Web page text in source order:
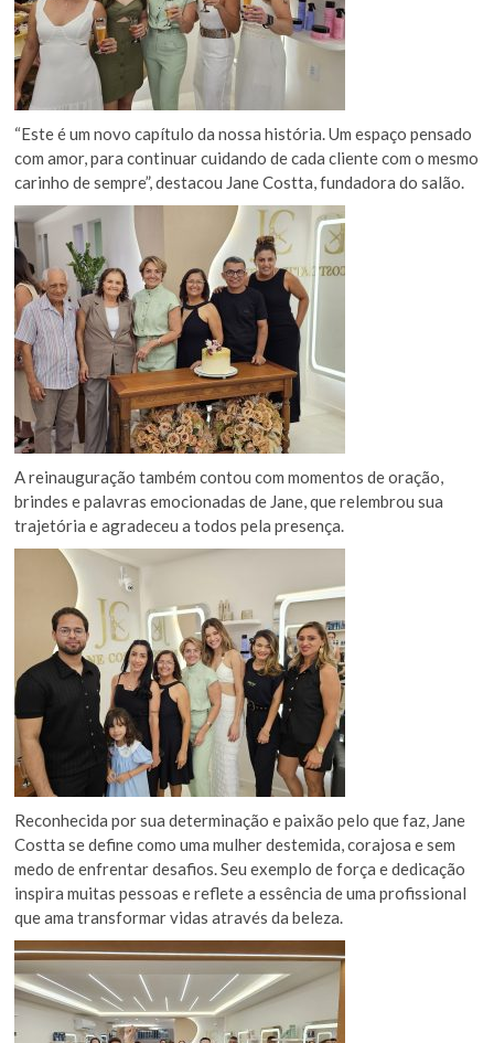
“Este é um novo capítulo da nossa história. Um espaço pensado
com amor, para continuar cuidando de cada cliente com o mesmo
carinho de sempre”, destacou Jane Costta, fundadora do salão.
A reinauguração também contou com momentos de oração,
brindes e palavras emocionadas de Jane, que relembrou sua
trajetória e agradeceu a todos pela presença.
Reconhecida por sua determinação e paixão pelo que faz, Jane
Costta se define como uma mulher destemida, corajosa e sem
medo de enfrentar desafios. Seu exemplo de força e dedicação
inspira muitas pessoas e reflete a essência de uma profissional
que ama transformar vidas através da beleza.